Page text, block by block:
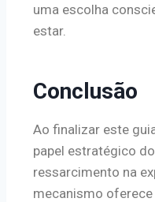
uma escolha
estar.
Conclusão
Ao finalizar este
papel estratégico
ressarcimento na
mecanismo oferece